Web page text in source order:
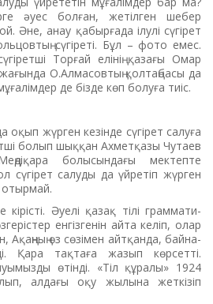
әуес болған, жетілген шебер
Әне, анау қабырғада ілулі сүгірет
сүгіреті. Бұл – фото емес.
Торғай елінің қазағы Омар
О.Алмасовтың қолтаңбасы да
де бізде көп болуға тиіс.
оқып жүрген кезінде сүгірет салу­ға
болып шыққан Ахметқазы Чутаев
болысындағы мектепте
сүгірет салуды да үйретіп жүрген
отырмай.
кірісті. Әуелі қазақ тілі граммати­
енгізгенін айта келіп, олар
Ақаңның өз сөзімен айтқанда, байна-
Қара тақтаға жазып көрсетті.
өтінді. «Тіл құралы» 1924
алдағы оқу жылына жеткізіп